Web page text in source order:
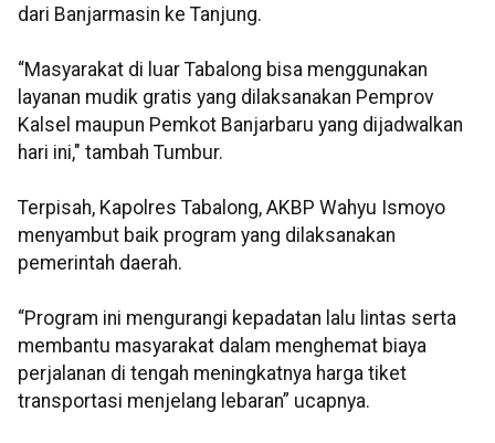
dari Banjarmasin ke Tanjung.
“Masyarakat di luar Tabalong bisa menggunakan
layanan mudik gratis yang dilaksanakan Pemprov
Kalsel maupun Pemkot Banjarbaru yang dijadwalkan
hari ini," tambah Tumbur.
Terpisah, Kapolres Tabalong, AKBP Wahyu Ismoyo
menyambut baik program yang dilaksanakan
pemerintah daerah.
“Program ini mengurangi kepadatan lalu lintas serta
membantu masyarakat dalam menghemat biaya
perjalanan di tengah meningkatnya harga tiket
transportasi menjelang lebaran” ucapnya.